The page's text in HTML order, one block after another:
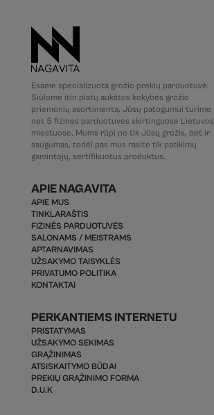
Esame specializuota grožio prekių parduotuvė.
Siūlome itin platų aukštos kokybės grožio
priemonių asortimentą. Jūsų patogumui turime
net 5 fizines parduotuves skirtinguose Lietuvos
miestuose. Mums rūpi ne tik Jūsų grožis, bet ir
saugumas, todėl pas mus rasite tik patikimų
gamintojų, sertifikuotus produktus.
APIE NAGAVITA
APIE MUS
TINKLARAŠTIS
FIZINĖS PARDUOTUVĖS
SALONAMS / MEISTRAMS
APTARNAVIMAS
UŽSAKYMO TAISYKLĖS
PRIVATUMO POLITIKA
KONTAKTAI
PERKANTIEMS INTERNETU
PRISTATYMAS
UŽSAKYMO SEKIMAS
GRĄŽINIMAS
ATSISKAITYMO BŪDAI
PREKIŲ GRĄŽINIMO FORMA
D.U.K